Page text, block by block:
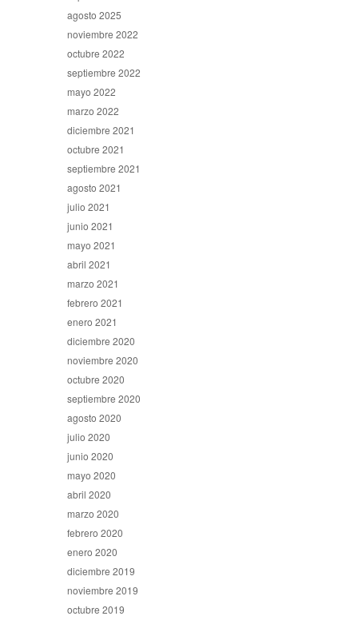
agosto 2025
noviembre 2022
octubre 2022
septiembre 2022
mayo 2022
marzo 2022
diciembre 2021
octubre 2021
septiembre 2021
agosto 2021
julio 2021
junio 2021
mayo 2021
abril 2021
marzo 2021
febrero 2021
enero 2021
diciembre 2020
noviembre 2020
octubre 2020
septiembre 2020
agosto 2020
julio 2020
junio 2020
mayo 2020
abril 2020
marzo 2020
febrero 2020
enero 2020
diciembre 2019
noviembre 2019
octubre 2019